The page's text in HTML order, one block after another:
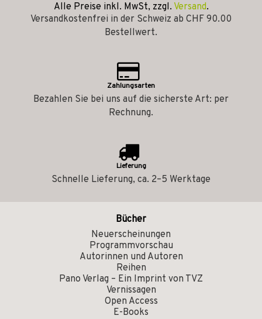
Alle Preise inkl. MwSt, zzgl. Versand.
Versandkostenfrei in der Schweiz ab CHF 90.00
Bestellwert.
Zahlungsarten
Bezahlen Sie bei uns auf die sicherste Art: per
Rechnung.
Lieferung
Schnelle Lieferung, ca. 2–5 Werktage
Bücher
Neuerscheinungen
Programmvorschau
Autorinnen und Autoren
Reihen
Pano Verlag – Ein Imprint von TVZ
Vernissagen
Open Access
E-Books